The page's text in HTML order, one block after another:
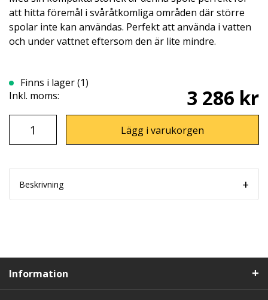
att hitta föremål i svåråtkomliga områden där större
spolar inte kan användas. Perfekt att använda i vatten
och under vattnet eftersom den är lite mindre.
Finns i lager (1)
Inkl. moms:
3 286 kr
Lägg i varukorgen
Beskrivning
Information